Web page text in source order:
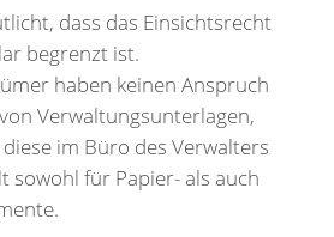
dass das Einsichtsrecht
begrenzt ist.
haben keinen Anspruch
Verwaltungsunterlagen,
im Büro des Verwalters
sowohl für Papier- als auch